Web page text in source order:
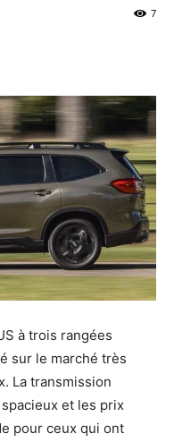
7
à trois rangées
sur le marché très
La transmission
et les prix
pour ceux qui ont